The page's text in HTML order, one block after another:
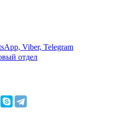
Viber, Telegram
отдел